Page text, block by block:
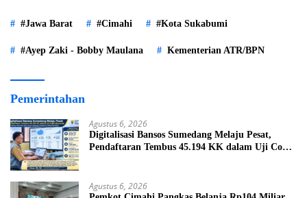
#Jawa Barat #Cimahi #Kota Sukabumi
#Ayep Zaki - Bobby Maulana Kementerian ATR/BPN
Pemerintahan
Agustus 6, 2026
Digitalisasi Bansos Sumedang Melaju Pesat,
Pendaftaran Tembus 45.194 KK dalam Uji Coba
Agustus 6, 2026